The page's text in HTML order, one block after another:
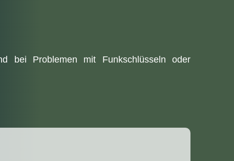
bei Problemen mit Funkschlüsseln oder